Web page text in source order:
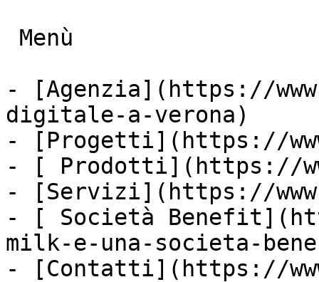
- [Agenzia](https://
digitale-a-verona)
- [Progetti](https://
- [ Prodotti](https://
- [Servizi](https://
- [ Società
milk-e-una-societa-
- [Contatti](https://